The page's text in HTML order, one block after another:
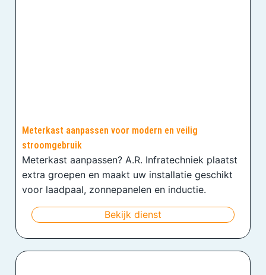
Meterkast aanpassen voor modern en veilig
stroomgebruik
Meterkast aanpassen? A.R. Infratechniek plaatst
extra groepen en maakt uw installatie geschikt
voor laadpaal, zonnepanelen en inductie.
Bekijk dienst